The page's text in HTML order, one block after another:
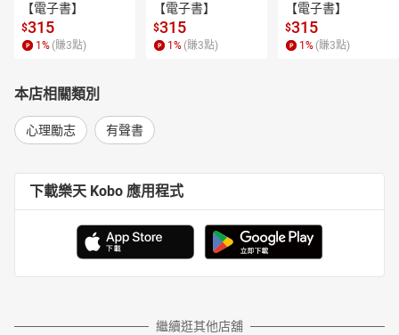
【電子書】
$315
1 % (賺3點)
【電子書】
$315
1 % (賺3點)
【電子書】
$315
1 % (賺3點)
本店相關類別
心理勵志 有聲書
下載樂天 Kobo 應用程式
繼續逛其他店舖